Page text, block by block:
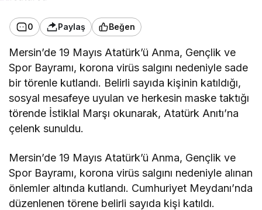
0 Paylaş Beğen
Mersin’de 19 Mayıs Atatürk’ü Anma, Gençlik ve
Spor Bayramı, korona virüs salgını nedeniyle sade
bir törenle kutlandı. Belirli sayıda kişinin katıldığı,
sosyal mesafeye uyulan ve herkesin maske taktığı
törende İstiklal Marşı okunarak, Atatürk Anıtı’na
çelenk sunuldu.
Mersin’de 19 Mayıs Atatürk’ü Anma, Gençlik ve
Spor Bayramı, korona virüs salgını nedeniyle alınan
önlemler altında kutlandı. Cumhuriyet Meydanı’nda
düzenlenen törene belirli sayıda kişi katıldı.